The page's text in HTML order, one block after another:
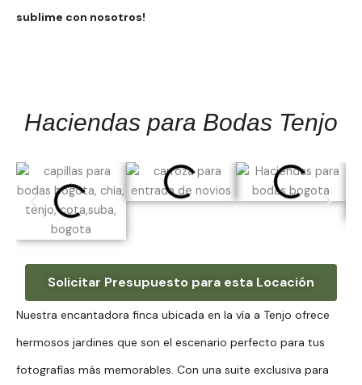
sublime con nosotros!
Haciendas para Bodas Tenjo
Solicitar Presupuesto para esta Locación
Nuestra encantadora finca ubicada en la vía a Tenjo ofrece
hermosos jardines que son el escenario perfecto para tus
fotografías más memorables. Con una suite exclusiva para